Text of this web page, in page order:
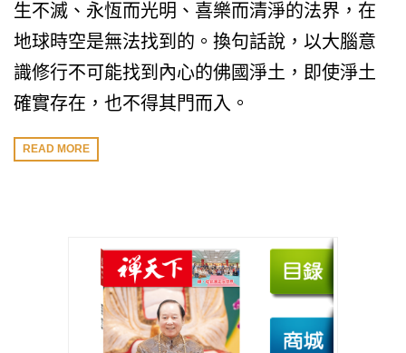
生不滅、永恆而光明、喜樂而清淨的法界，在
地球時空是無法找到的。換句話說，以大腦意
識修行不可能找到內心的佛國淨土，即使淨土
確實存在，也不得其門而入。
READ MORE